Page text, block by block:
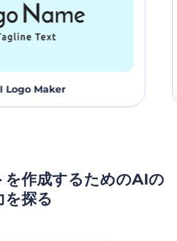
Logo Maker
作成するためのAIの
を探る